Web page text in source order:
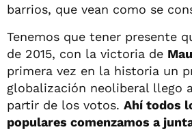
barrios, que vean como se
Tenemos que tener presente
de 2015, con la victoria de
primera vez en la historia un
globalización neoliberal llego
partir de los votos. Ahí todos
populares comenzamos a